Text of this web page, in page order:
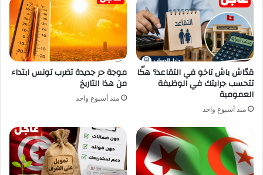
قدّاش باش تاخو في التقاعد؟ هكّا
تتحسب جرايتك في الوظيفة
العمومية
منذ أسبوع واحد
موجة حر جديدة تضرب تونس ابتداء
من هذا التاريخ
منذ أسبوع واحد